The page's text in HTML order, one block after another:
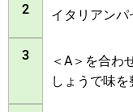
2 イタリアンパ
3
＜A＞を合わ
しょうで味を